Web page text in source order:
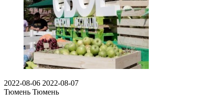
2022-08-06 2022-08-07
Тюмень Тюмень